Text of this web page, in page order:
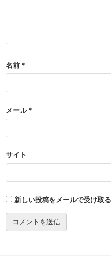
名前 *
メール*
サイト
新しい投稿をメールで受け取る